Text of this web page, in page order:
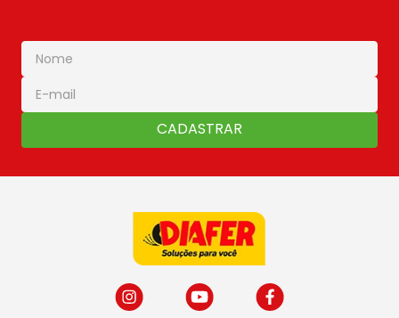
CADASTRAR